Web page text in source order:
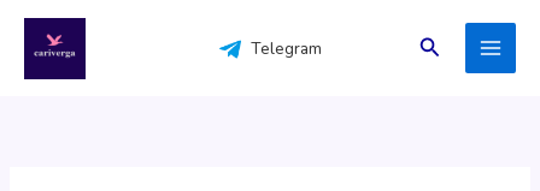
содержимому
Telegram Поиск